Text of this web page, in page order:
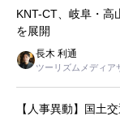
KNT-CT、岐阜・
を展開
長木 利通
ツーリズムメディア
【人事異動】国土